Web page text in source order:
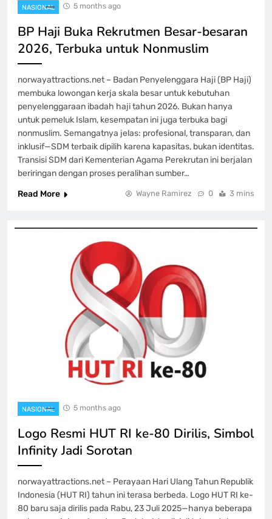
NASIONAL 5 months ago
BP Haji Buka Rekrutmen Besar-besaran
2026, Terbuka untuk Nonmuslim
norwayattractions.net – Badan Penyelenggara Haji (BP Haji)
membuka lowongan kerja skala besar untuk kebutuhan
penyelenggaraan ibadah haji tahun 2026. Bukan hanya
untuk pemeluk Islam, kesempatan ini juga terbuka bagi
nonmuslim. Semangatnya jelas: profesional, transparan, dan
inklusif—SDM terbaik dipilih karena kapasitas, bukan identitas.
Transisi SDM dari Kementerian Agama Perekrutan ini berjalan
beriringan dengan proses peralihan sumber…
Read More
Wayne Ramirez 0 3 mins
NASIONAL 5 months ago
Logo Resmi HUT RI ke-80 Dirilis, Simbol
Infinity Jadi Sorotan
norwayattractions.net – Perayaan Hari Ulang Tahun Republik
Indonesia (HUT RI) tahun ini terasa berbeda. Logo HUT RI ke-
80 baru saja dirilis pada Rabu, 23 Juli 2025—hanya beberapa